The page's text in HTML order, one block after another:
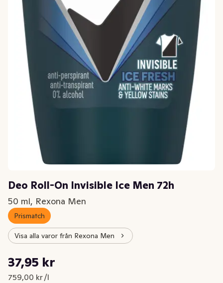
Deo Roll-On Invisible Ice Men 72h
50 ml, Rexona Men
Prismatch
Visa alla varor från Rexona Men
Nuvarande pris är: 37,95 kr
37,95 kr
759,00 kr /l
Styckpris: 759,00 kr /l